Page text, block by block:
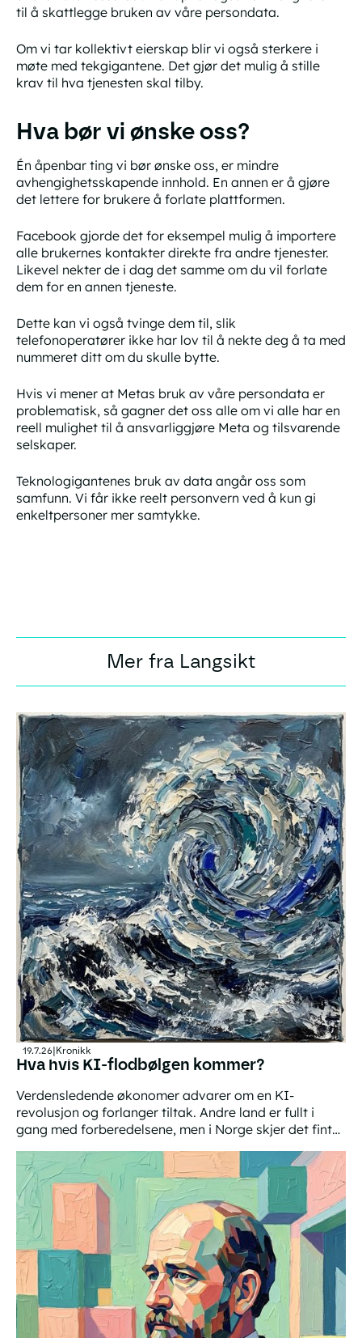
til å skattlegge bruken av våre persondata.
Om vi tar kollektivt eierskap blir vi også sterkere i
møte med tekgigantene. Det gjør det mulig å stille
krav til hva tjenesten skal tilby.
Hva bør vi ønske oss?
Én åpenbar ting vi bør ønske oss, er mindre
avhengighetsskapende innhold. En annen er å gjøre
det lettere for brukere å forlate plattformen.
Facebook gjorde det for eksempel mulig å importere
alle brukernes kontakter direkte fra andre tjenester.
Likevel nekter de i dag det samme om du vil forlate
dem for en annen tjeneste.
Dette kan vi også tvinge dem til, slik
telefonoperatører ikke har lov til å nekte deg å ta med
nummeret ditt om du skulle bytte.
Hvis vi mener at Metas bruk av våre persondata er
problematisk, så gagner det oss alle om vi alle har en
reell mulighet til å ansvarliggjøre Meta og tilsvarende
selskaper.
Teknologigantenes bruk av data angår oss som
samfunn. Vi får ikke reelt personvern ved å kun gi
enkeltpersoner mer samtykke.
Mer fra Langsikt
19.7.26 Kronikk
Hva hvis KI-flodbølgen kommer?
Verdensledende økonomer advarer om en KI-
revolusjon og forlanger tiltak. Andre land er fullt i
gang med forberedelsene, men i Norge skjer det fint